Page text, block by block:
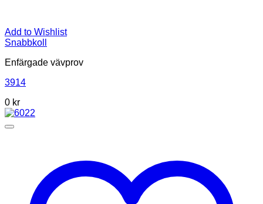
Add to Wishlist
Snabbkoll
Enfärgade vävprov
3914
0 kr